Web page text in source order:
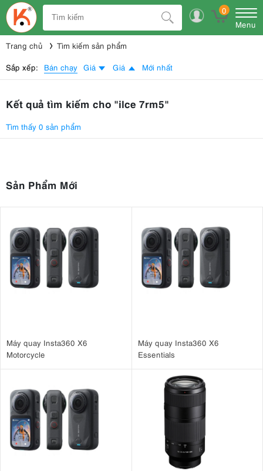
0
Menu
Trang chủ Tìm kiếm sản phẩm
Sắp xếp: Bán chạy Giá Giá Mới nhất
Kết quả tìm kiếm cho "ilce 7rm5"
Tìm thấy 0 sản phẩm
Sản Phẩm Mới
Máy quay Insta360 X6
Motorcycle
Máy quay Insta360 X6
Essentials